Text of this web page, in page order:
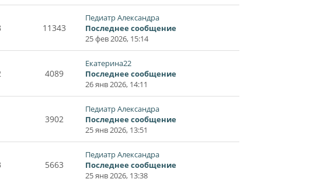
11343
Педиатр Александра
Последнее сообщение
25 фев 2026, 15:14
4089
Екатерина22
Последнее сообщение
26 янв 2026, 14:11
3902
Педиатр Александра
Последнее сообщение
25 янв 2026, 13:51
5663
Педиатр Александра
Последнее сообщение
25 янв 2026, 13:38